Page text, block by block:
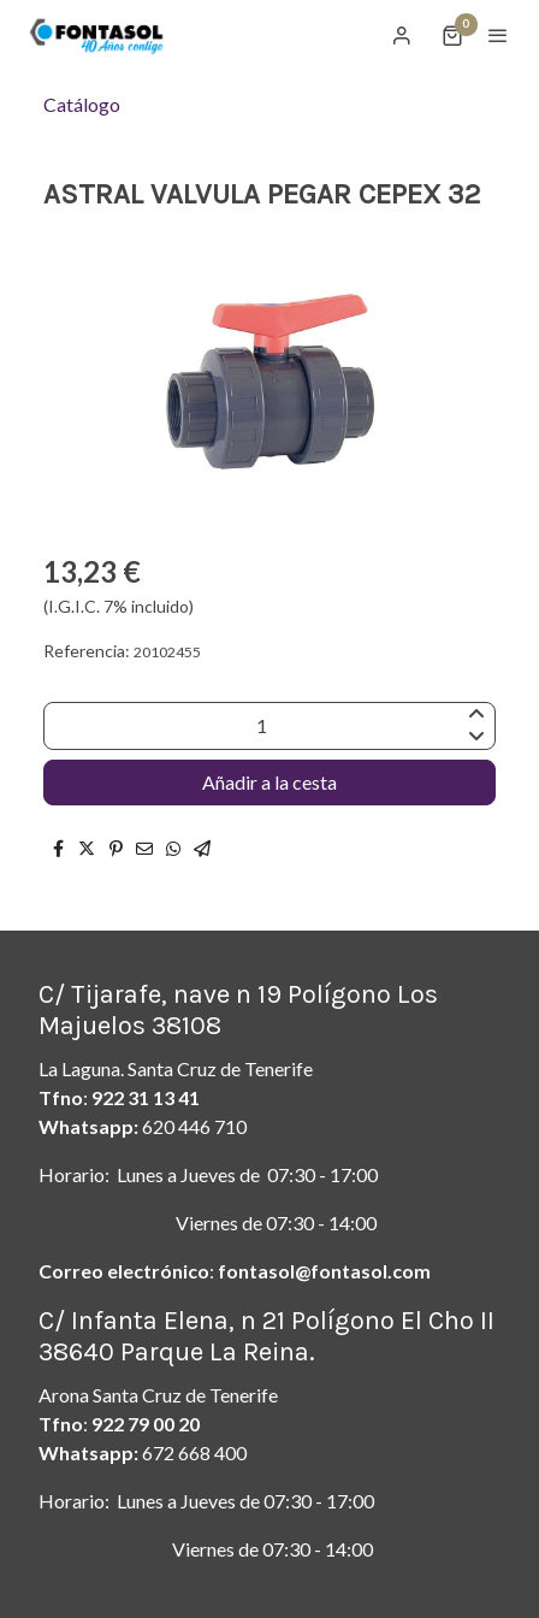
0
Catálogo
ASTRAL VALVULA PEGAR CEPEX 32
13,23 €
(I.G.I.C. 7% incluido)
Referencia: 20102455
Añadir a la cesta
C/ Tijarafe, nave n 19 Polígono Los
Majuelos 38108
La Laguna. Santa Cruz de Tenerife
Tfno: 922 31 13 41
Whatsapp:620 446 710
Horario: Lunes a Jueves de 07:30 - 17:00
Viernes de 07:30 - 14:00
Correo electrónico: fontasol@fontasol.com
C/ Infanta Elena, n 21 Polígono El Cho II
38640 Parque La Reina.
Arona Santa Cruz de Tenerife
Tfno: 922 79 00 20
Whatsapp:672 668 400
Horario: Lunes a Jueves de 07:30 - 17:00
Viernes de 07:30 - 14:00